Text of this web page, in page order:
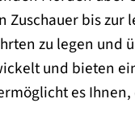
bis zur
zu legen und
und bieten
es